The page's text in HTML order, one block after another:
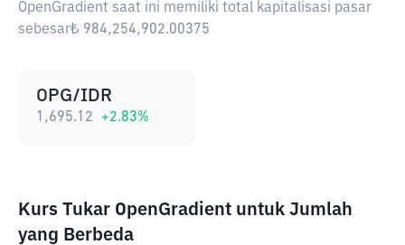
OpenGradient saat ini memiliki total kapitalisasi pasar
sebesar₺ 984,254,902.00375
OPG/IDR
1,695.12 +2.83%
Kurs Tukar OpenGradient untuk Jumlah
yang Berbeda